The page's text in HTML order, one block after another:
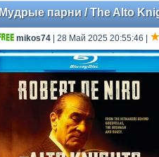
Мудрые парни / The Alto
mikos74 | 28 Май 2025 20:55:46